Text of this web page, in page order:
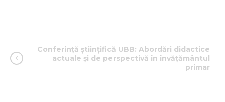
Conferință științifică UBB: Abordări didactice
actuale și de perspectivă în învățământul
primar